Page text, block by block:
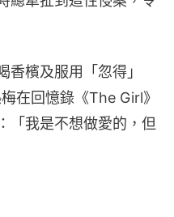
香檳及服用「忽得」
在回憶錄《The Girl》
「我是不想做愛的，但